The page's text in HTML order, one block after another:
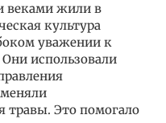
веками жили в
культура
уважении к
использовали
Это помогало